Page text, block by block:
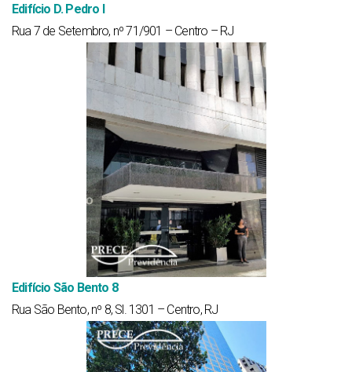
Edifício D. Pedro I
Rua 7 de Setembro, nº 71/901 – Centro – RJ
Edifício São Bento 8
Rua São Bento, nº 8, Sl. 1301 – Centro, RJ